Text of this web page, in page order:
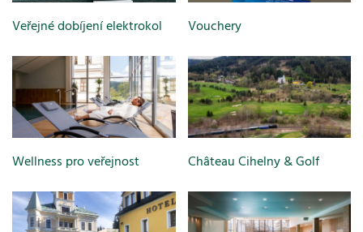
Veřejné dobíjení elektrokol Vouchery
Wellness pro veřejnost Château Cihelny & Golf